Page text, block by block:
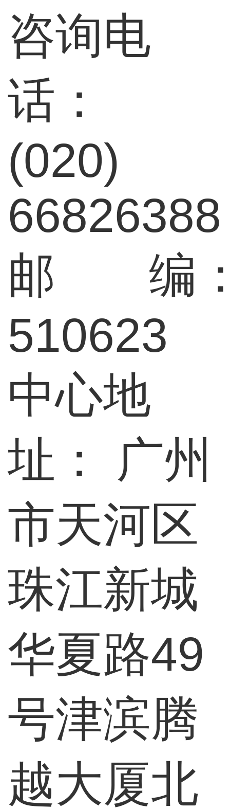
咨询电
话：
(020)
66826388
邮 编
510623
中心地
址：
广州
市天河区
珠江新城
华夏路49
号津滨腾
越大厦北